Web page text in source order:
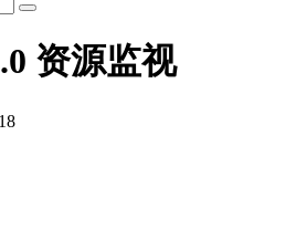
资源监视
18